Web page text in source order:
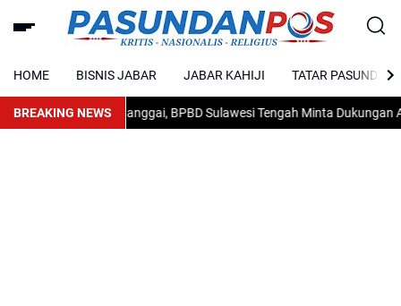
HOME BISNIS JABAR JABAR KAHIJI TATAR PASUNDAN
BREAKING NEWS
Melanda Banggai, BPBD Sulawesi Tengah Minta Dukungan Air